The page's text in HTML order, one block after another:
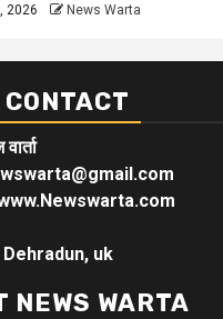
2026 News Warta
uk
NEWS WARTA